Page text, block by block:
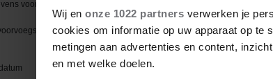
Wij en onze 1022 partners verwerken je
cookies om informatie op uw apparaat op te
metingen aan advertenties en content,
en met welke doelen.